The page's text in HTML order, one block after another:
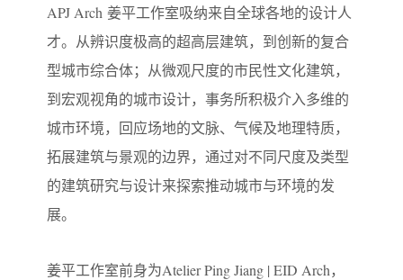
APJ Arch 姜平工作室吸纳来自全球各地的设计人
才。从辨识度极高的超高层建筑，到创新的复合
型城市综合体；从微观尺度的市民性文化建筑，
到宏观视角的城市设计，事务所积极介入多维的
城市环境，回应场地的文脉、气候及地理特质，
拓展建筑与景观的边界，通过对不同尺度及类型
的建筑研究与设计来探索推动城市与环境的发
展。
姜平工作室前身为Atelier Ping Jiang | EID Arch，